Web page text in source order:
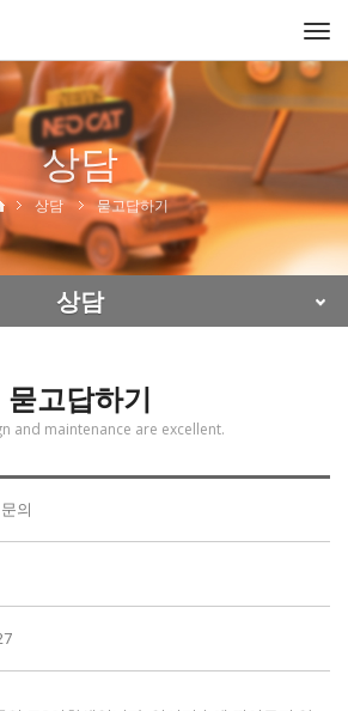
상담
상담 묻고답하기
상담
묻고답하기
and maintenance are excellent.
의